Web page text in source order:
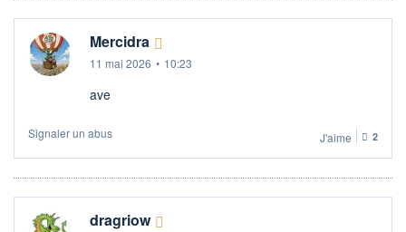
Mercidra
11 mai 2026 • 10:23
ave
Signaler un abus J'aime 2
dragriow